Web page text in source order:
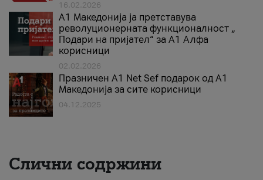
16.02.2026
А1 Македонија ја претставува
револуционерната функционалност „
Подари на пријател“ за А1 Алфа
корисници
02.02.2026
Празничен A1 Net Sеf подарок од А1
Македонија за сите корисници
04.12.2025
Слични содржини